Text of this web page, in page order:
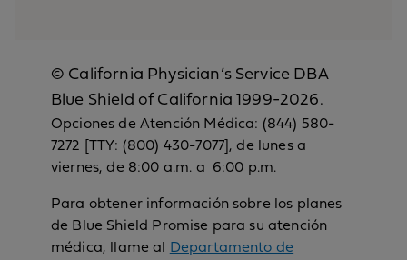
© California Physician’s Service DBA
Blue Shield of California 1999-2026.
Opciones de Atención Médica: (844) 580-
7272 [TTY: (800) 430-7077], de lunes a
viernes, de 8:00 a.m. a 6:00 p.m.
Para obtener información sobre los planes
de Blue Shield Promise para su atención
médica, llame al
Departamento de